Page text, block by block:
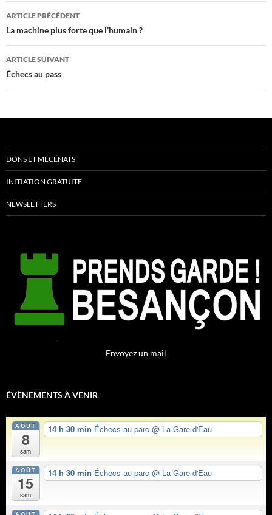
Navigation
des
articles
ARTICLE PRÉCÉDENT
La machine plus forte que l’humain ?
ARTICLE SUIVANT
Échecs au pass
DONS ET MÉCÉNATS
INITIATION GRATUITE
NEWSLETTERS
Envoyez un mail
ÉVÈNEMENTS À VENIR
AOÛT
8
sam
14 h 30 min Échecs au parc @ La Gare-d'Eau
AOÛT
15
sam
14 h 30 min Échecs au parc @ La Gare-d'Eau